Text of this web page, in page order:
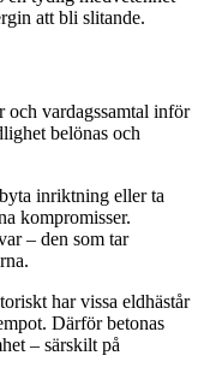
att bli slitande.
och vardagssamtal inför
belönas och
inriktning eller ta
kompromisser.
– den som tar
har vissa eldhästår
Därför betonas
– särskilt på